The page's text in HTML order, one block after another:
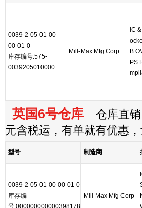
0039-2-05-01-00-
00-01-0
库存编号:575-
0039205010000
Mill-Max Mfg Corp
IC
B
PS
英国6号仓库 仓库直销
元含税运，有单就有优惠
型号 制造商
0039-2-05-01-00-00-01-0
库存编
号:000000000000398178
Mill-Max Mfg Corp